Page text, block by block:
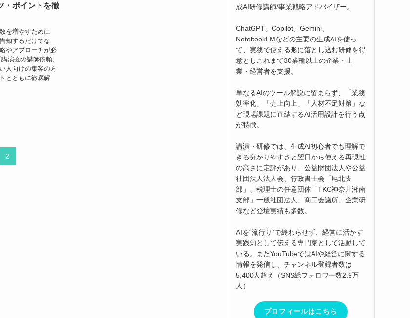
・ポイントを徹
を増やすために
知するだけでな
やアプローチが必
演会の講師依頼、
人向けの集客の方
とともに徹底解
2
成AI研修講師/事業戦略アドバイザー。
ChatGPT、Copilot、Gemini、
NotebookLMなどの主要の生成AIを使っ
て、実務で使える形に落とし込む研修を得
意としこれまで30業種以上の企業・士
業・経営者を支援。
単なるAIのツール解説に留まらず、「業務
効率化」「売上向上」「人材不足対策」な
ど現場課題に直結するAI活用設計を行う点
が特徴。
講演・研修では、生成AI初心者でも理解で
きる分かりやすさと翌日から使える再現性
の高さに定評があり、公益財団法人や公益
社団法人法人会、行政書士会「尾北支
部」、税理士の任意団体「TKC神奈川湘南
支部」一般社団法人、商工会議所、企業研
修など登壇実績も多数。
AIを“流行り”で終わらせず、経営に活かす
実践知として伝える専門家として活動して
いる。またYouTubeではAIや経営に関する
情報を発信し、チャンネル登録者数は
5,400人超え（SNS総フォロワー数2.9万
人）
プロフィールはこちら